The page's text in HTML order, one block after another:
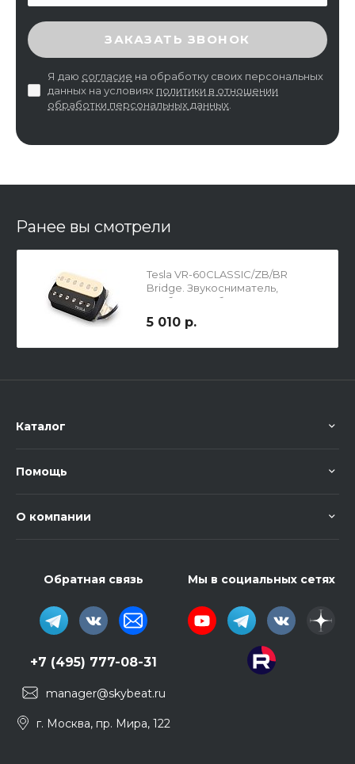
ВВЕДИТЕ ПРОВЕРОЧНЫЙ КОД
ЗАКАЗАТЬ ЗВОНОК
Я даю согласие на обработку своих персональных
данных на условиях политики в отношении
обработки персональных данных
Ранее вы смотрели
Tesla VR-60CLASSIC/ZB/BR
Bridge. Звукосниматель,
хамбакер, зебра
5 010 р.
Каталог
Помощь
О компании
Обратная связь
+7 (495) 777-08-31
manager@skybeat.ru
г. Москва, пр. Мира, 122
Мы в социальных сетях